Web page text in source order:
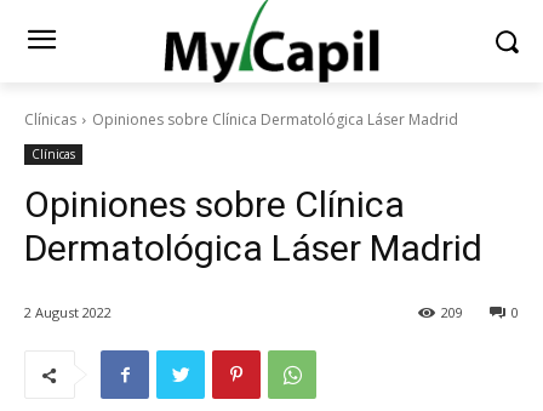
Clínicas Opiniones sobre Clínica Dermatológica Láser Madrid
Clínicas
Opiniones sobre Clínica
Dermatológica Láser Madrid
2 August 2022 0
209